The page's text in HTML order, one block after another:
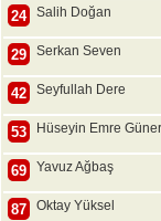
24 Salih Doğan
29 Serkan Seven
42 Seyfullah Dere
53 Hüseyin Emre Güner
69 Yavuz Ağbaş
87 Oktay Yüksel